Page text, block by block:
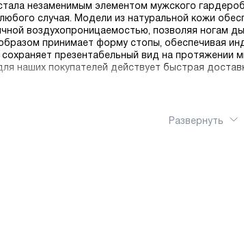
незаменимым элементом мужского
случая. Модели из натуральной кожи
воздухопроницаемостью, позволяя
принимает форму стопы, обеспечивая
презентабельный вид на протяжении
наших покупателей действует быстрая
Развернуть